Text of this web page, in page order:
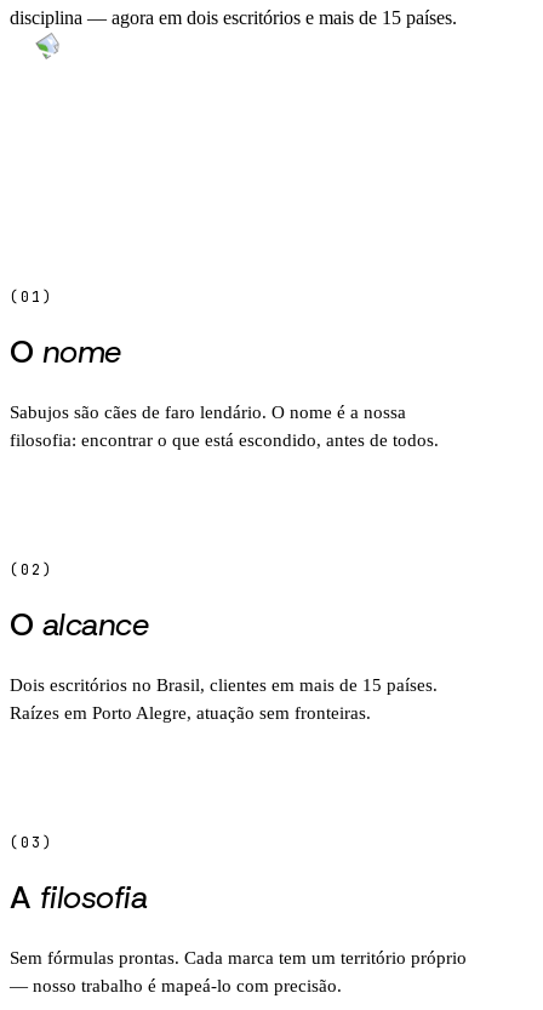
disciplina — agora em dois escritórios e mais de 15 países.
(01)
O nome
Sabujos são cães de faro lendário. O nome é a nossa
filosofia: encontrar o que está escondido, antes de todos.
(02)
O alcance
Dois escritórios no Brasil, clientes em mais de 15 países.
Raízes em Porto Alegre, atuação sem fronteiras.
(03)
A filosofia
Sem fórmulas prontas. Cada marca tem um território próprio
— nosso trabalho é mapeá-lo com precisão.